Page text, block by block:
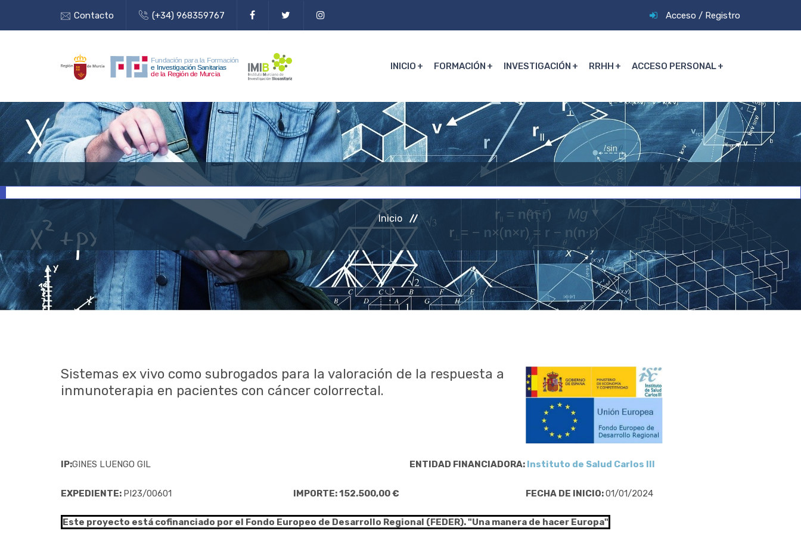
Contacto (+34) 968359767 Acceso / Registro
INICIO FORMACIÓN INVESTIGACIÓN RRHH ACCESO PERSONAL
Inicio
Sistemas ex vivo como subrogados para la valoración de la respuesta a
inmunoterapia en pacientes con cáncer colorrectal.
IP:GINES LUENGO GIL ENTIDAD FINANCIADORA: Instituto de Salud Carlos III
EXPEDIENTE: PI23/00601 IMPORTE: 152.500,00 € FECHA DE INICIO:01/01/2024
Este proyecto está cofinanciado por el Fondo Europeo de Desarrollo Regional (FEDER). "Una manera de hacer Europa"